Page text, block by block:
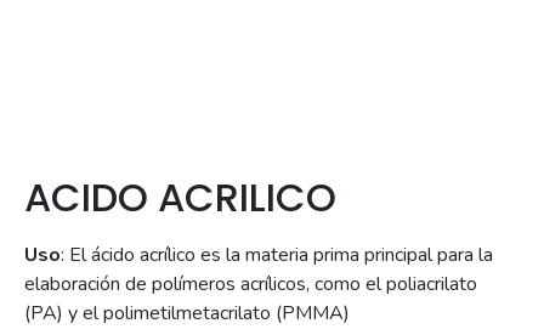
ACIDO ACRILICO
Uso: El ácido acrílico es la materia prima principal para la
elaboración de polímeros acrílicos, como el poliacrilato
(PA) y el polimetilmetacrilato (PMMA)